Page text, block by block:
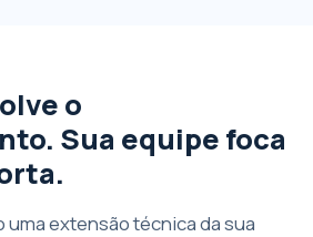
o
Sua equipe foca
uma extensão técnica da sua